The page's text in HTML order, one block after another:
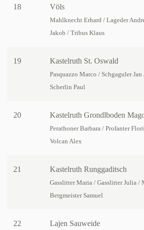
18 Völs
Mahlknecht Erhard / Lageder
Jakob / Tribus Klaus
19 Kastelruth St. Oswald
Pasquazzo Marco / Schgaguler
Scherlin Paul
20 Kastelruth Grondlboden
Perathoner Barbara / Profanter
Volcan Alex
21 Kastelruth Runggaditsch
Gasslitter Maria / Gasslitter Julia /
Bergmeister Samuel
22 Lajen Sauweide